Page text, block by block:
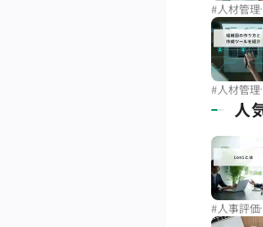
#人材管理
#人材管理
人
#人事評価